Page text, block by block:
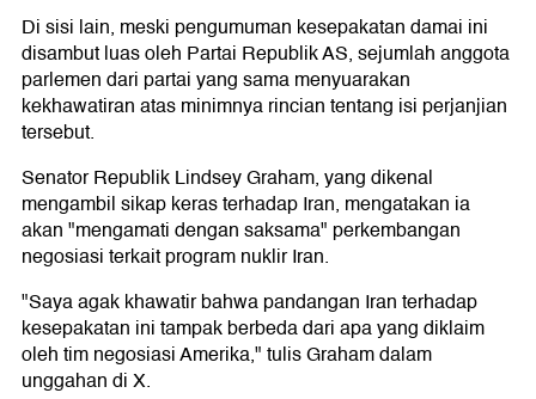
Di sisi lain, meski pengumuman kesepakatan damai ini
disambut luas oleh Partai Republik AS, sejumlah anggota
parlemen dari partai yang sama menyuarakan
kekhawatiran atas minimnya rincian tentang isi perjanjian
tersebut.
Senator Republik Lindsey Graham, yang dikenal
mengambil sikap keras terhadap Iran, mengatakan ia
akan "mengamati dengan saksama" perkembangan
negosiasi terkait program nuklir Iran.
"Saya agak khawatir bahwa pandangan Iran terhadap
kesepakatan ini tampak berbeda dari apa yang diklaim
oleh tim negosiasi Amerika," tulis Graham dalam
unggahan di X.